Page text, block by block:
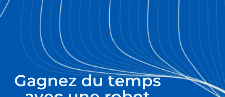
Gagnez du temps